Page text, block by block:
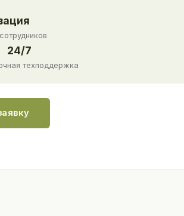
24/7
техподдержка